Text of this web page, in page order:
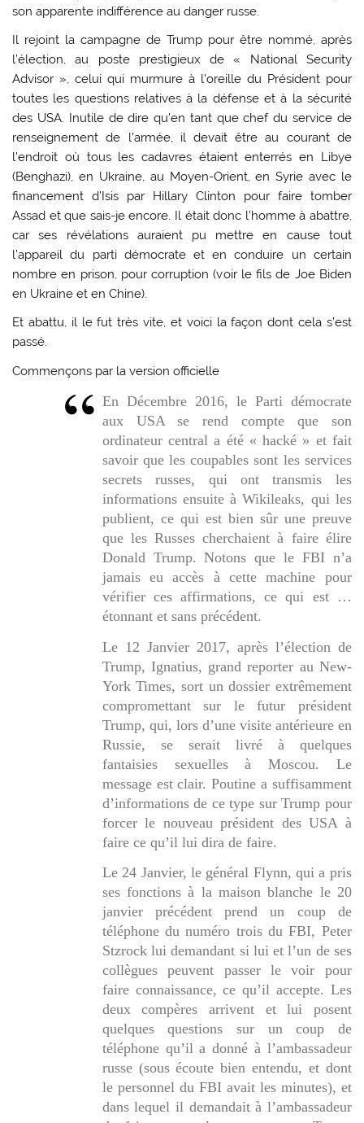
son apparente indifférence au danger russe.
Il rejoint la campagne de Trump pour être nommé, après
l’élection, au poste prestigieux de « National Security
Advisor », celui qui murmure à l’oreille du Président pour
toutes les questions relatives à la défense et à la sécurité
des USA. Inutile de dire qu’en tant que chef du service de
renseignement de l’armée, il devait être au courant de
l’endroit où tous les cadavres étaient enterrés en Libye
(Benghazi), en Ukraine, au Moyen-Orient, en Syrie avec le
financement d’Isis par Hillary Clinton pour faire tomber
Assad et que sais-je encore. Il était donc l’homme à abattre,
car ses révélations auraient pu mettre en cause tout
l’appareil du parti démocrate et en conduire un certain
nombre en prison, pour corruption (voir le fils de Joe Biden
en Ukraine et en Chine).
Et abattu, il le fut très vite, et voici la façon dont cela s’est
passé.
Commençons par la version officielle
En Décembre 2016, le Parti démocrate
aux USA se rend compte que son
ordinateur central a été « hacké » et fait
savoir que les coupables sont les services
secrets russes, qui ont transmis les
informations ensuite à Wikileaks, qui les
publient, ce qui est bien sûr une preuve
que les Russes cherchaient à faire élire
Donald Trump. Notons que le FBI n’a
jamais eu accès à cette machine pour
vérifier ces affirmations, ce qui est …
étonnant et sans précédent.
Le 12 Janvier 2017, après l’élection de
Trump, Ignatius, grand reporter au New-
York Times, sort un dossier extrêmement
compromettant sur le futur président
Trump, qui, lors d’une visite antérieure en
Russie, se serait livré à quelques
fantaisies sexuelles à Moscou. Le
message est clair. Poutine a suffisamment
d’informations de ce type sur Trump pour
forcer le nouveau président des USA à
faire ce qu’il lui dira de faire.
Le 24 Janvier, le général Flynn, qui a pris
ses fonctions à la maison blanche le 20
janvier précédent prend un coup de
téléphone du numéro trois du FBI, Peter
Stzrock lui demandant si lui et l’un de ses
collègues peuvent passer le voir pour
faire connaissance, ce qu’il accepte. Les
deux compères arrivent et lui posent
quelques questions sur un coup de
téléphone qu’il a donné à l’ambassadeur
russe (sous écoute bien entendu, et dont
le personnel du FBI avait les minutes), et
dans lequel il demandait à l’ambassadeur